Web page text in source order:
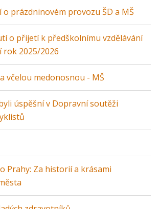
o prázdninovém provozu ŠD a MŠ
o přijetí k předškolnímu vzdělávání
rok 2025/2026
včelou medonosnou - MŠ
úspěšní v Dopravní soutěži
Prahy: Za historií a krásami